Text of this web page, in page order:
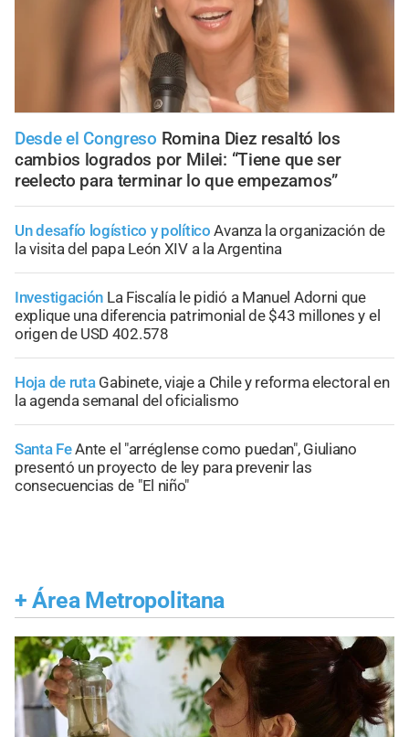
Desde el Congreso Romina Diez resaltó los
cambios logrados por Milei: “Tiene que ser
reelecto para terminar lo que empezamos”
Un desafío logístico y político Avanza la organización de
la visita del papa León XIV a la Argentina
Investigación La Fiscalía le pidió a Manuel Adorni que
explique una diferencia patrimonial de $43 millones y el
origen de USD 402.578
Hoja de ruta Gabinete, viaje a Chile y reforma electoral en
la agenda semanal del oficialismo
Santa FeAnte el "arréglense como puedan", Giuliano
presentó un proyecto de ley para prevenir las
consecuencias de "El niño"
+ Área Metropolitana